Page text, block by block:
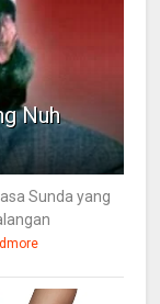
Nuh
Sunda yang